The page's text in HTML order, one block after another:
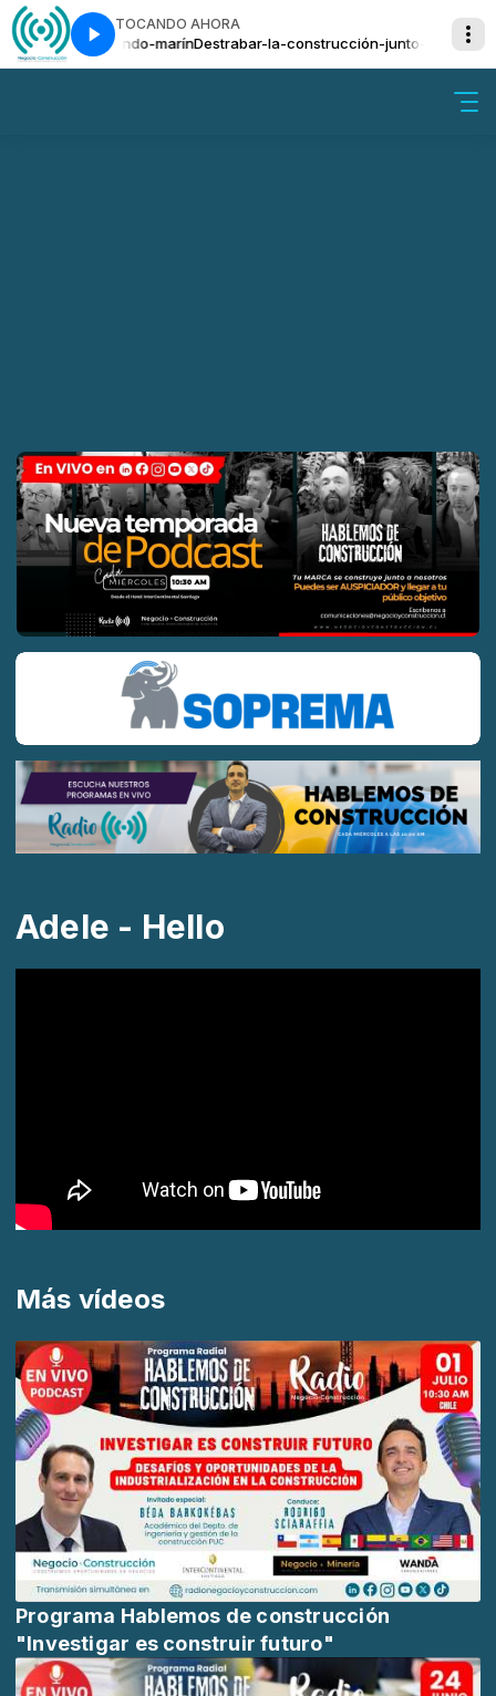
TOCANDO AHORA
a-fernando-marínDestrabar-la-construcción-junto-a-fernando-
Adele - Hello
Más vídeos
Programa Hablemos de construcción
"Investigar es construir futuro"